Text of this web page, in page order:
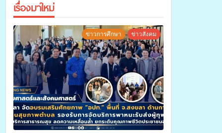
เรื่องมาใหม่
ข่าวการศึกษา ข่าวสังคม